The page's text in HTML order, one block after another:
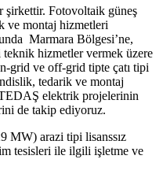
Fotovoltaik güneş
ve montaj hizmetleri
Marmara Bölgesi’ne,
teknik hizmetler vermek üzere
grid ve off-grid tipte çatı tipi
tedarik ve montaj
elektrik projelerinin
de takip ediyoruz.
MW) arazi tipi lisanssız
tesisleri ile ilgili işletme ve